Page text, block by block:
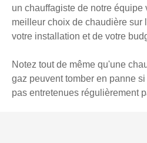
un chauffagiste de notre
meilleur choix de chaudière sur
votre installation et de votre
Notez tout de même qu'une
gaz peuvent tomber en panne
pas entretenues régulièrement